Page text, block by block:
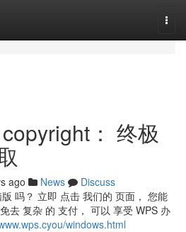
： 终极
ago News
Discuss
吗？ 立即 点击 我们的 页面， 您能
去 复杂 的 支付， 可以 享受 WPS 办
windows.html